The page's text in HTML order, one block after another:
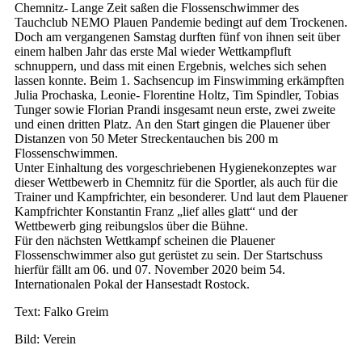
Chemnitz- Lange Zeit saßen die Flossenschwimmer des
Tauchclub NEMO Plauen Pandemie bedingt auf dem Trockenen.
Doch am vergangenen Samstag durften fünf von ihnen seit über
einem halben Jahr das erste Mal wieder Wettkampfluft
schnuppern, und dass mit einen Ergebnis, welches sich sehen
lassen konnte. Beim 1. Sachsencup im Finswimming erkämpften
Julia Prochaska, Leonie- Florentine Holtz, Tim Spindler, Tobias
Tunger sowie Florian Prandi insgesamt neun erste, zwei zweite
und einen dritten Platz. An den Start gingen die Plauener über
Distanzen von 50 Meter Streckentauchen bis 200 m
Flossenschwimmen.
Unter Einhaltung des vorgeschriebenen Hygienekonzeptes war
dieser Wettbewerb in Chemnitz für die Sportler, als auch für die
Trainer und Kampfrichter, ein besonderer. Und laut dem Plauener
Kampfrichter Konstantin Franz „lief alles glatt“ und der
Wettbewerb ging reibungslos über die Bühne.
Für den nächsten Wettkampf scheinen die Plauener
Flossenschwimmer also gut gerüstet zu sein. Der Startschuss
hierfür fällt am 06. und 07. November 2020 beim 54.
Internationalen Pokal der Hansestadt Rostock.
Text: Falko Greim
Bild: Verein